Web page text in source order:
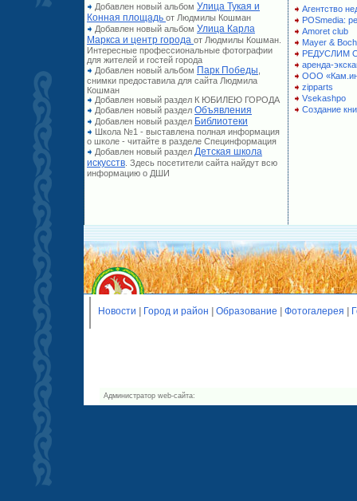
Добавлен новый альбом Улица Тукая и
Конная площадь от Людмилы Кошман
Добавлен новый альбом Улица Карла
Маркса и центр города от Людмилы Кошман.
Интересные профессиональные фотографии
для жителей и гостей города
Добавлен новый альбом Парк Победы
снимки предоставила для сайта Людмила
Кошман
Добавлен новый раздел К ЮБИЛЕЮ ГОРОДА
Добавлен новый раздел Объявления
Добавлен новый раздел Библиотеки
Школа №1 - выставлена полная информация
о школе - читайте в разделе Специнформация
Добавлен новый раздел Детская школа
искусств . Здесь посетители сайта найдут всю
информацию о ДШИ
Агентство
POSmedia:
Amoret club
Mayer & Boch
РЕДУСЛИМ
аренда-
ООО
zipparts
Vsekashpo
Создание
Новости Город и район Образование Фотогалерея
Администратор web-сайта: